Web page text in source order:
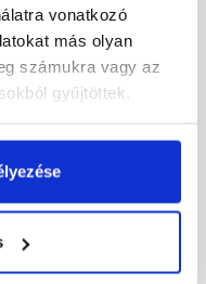
vonatkozó
más olyan
számukra vagy az
gyűjtöttek.
szilikon